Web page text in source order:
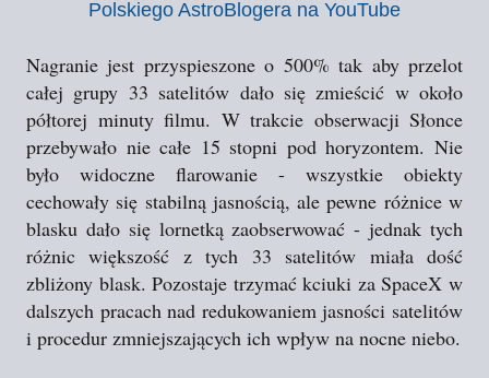
Polskiego AstroBlogera na YouTube
Nagranie jest przyspieszone o 500% tak aby przelot
całej grupy 33 satelitów dało się zmieścić w około
półtorej minuty filmu. W trakcie obserwacji Słonce
przebywało nie całe 15 stopni pod horyzontem. Nie
było widoczne flarowanie - wszystkie obiekty
cechowały się stabilną jasnością, ale pewne różnice w
blasku dało się lornetką zaobserwować - jednak tych
różnic większość z tych 33 satelitów miała dość
zbliżony blask. Pozostaje trzymać kciuki za SpaceX w
dalszych pracach nad redukowaniem jasności satelitów
i procedur zmniejszających ich wpływ na nocne niebo.